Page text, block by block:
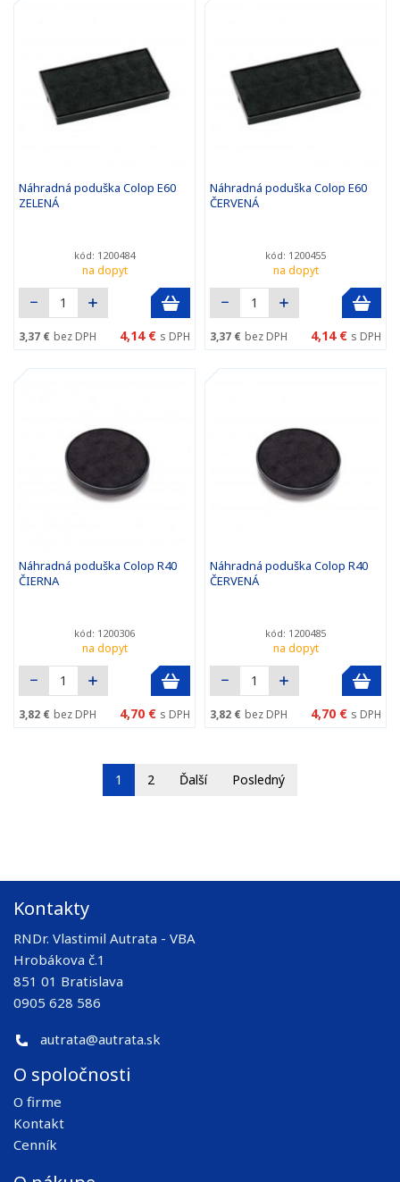
Náhradná poduška Colop E60
ZELENÁ
kód: 1200484
na dopyt
3,37 € bez DPH 4,14 € s DPH
Náhradná poduška Colop E60
ČERVENÁ
kód: 1200455
na dopyt
3,37 € bez DPH 4,14 € s DPH
Náhradná poduška Colop R40
ČIERNA
kód: 1200306
na dopyt
3,82 € bez DPH 4,70 € s DPH
Náhradná poduška Colop R40
ČERVENÁ
kód: 1200485
na dopyt
3,82 € bez DPH 4,70 € s DPH
1 2 Ďalší Posledný
Kontakty
RNDr. Vlastimil Autrata - VBA
Hrobákova č.1
851 01 Bratislava
0905 628 586
autrata@autrata.sk
O spoločnosti
O firme
Kontakt
Cenník